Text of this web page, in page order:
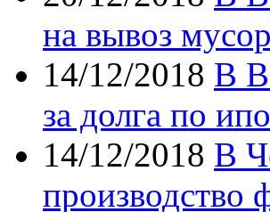
на вывоз
14/12/2018 В
за долга по
14/12/2018 В